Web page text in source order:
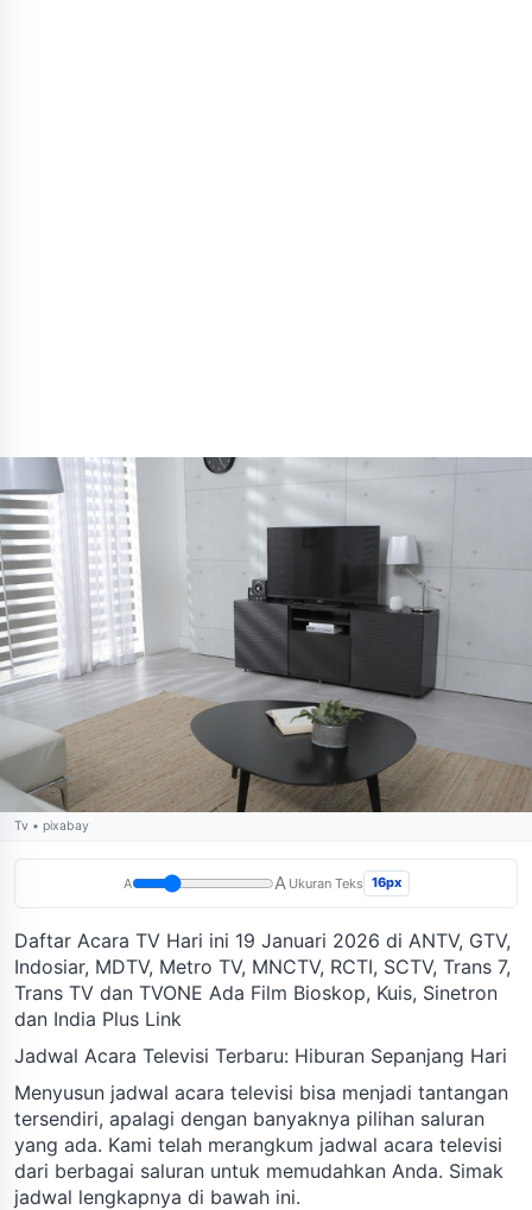
Tv • pixabay
A A Ukuran Teks 16px
Daftar Acara TV Hari ini 19 Januari 2026 di ANTV, GTV,
Indosiar, MDTV, Metro TV, MNCTV, RCTI, SCTV, Trans 7,
Trans TV dan TVONE Ada Film Bioskop, Kuis, Sinetron
dan India Plus Link
Jadwal Acara Televisi Terbaru: Hiburan Sepanjang Hari
Menyusun jadwal acara televisi bisa menjadi tantangan
tersendiri, apalagi dengan banyaknya pilihan saluran
yang ada. Kami telah merangkum jadwal acara televisi
dari berbagai saluran untuk memudahkan Anda. Simak
jadwal lengkapnya di bawah ini.